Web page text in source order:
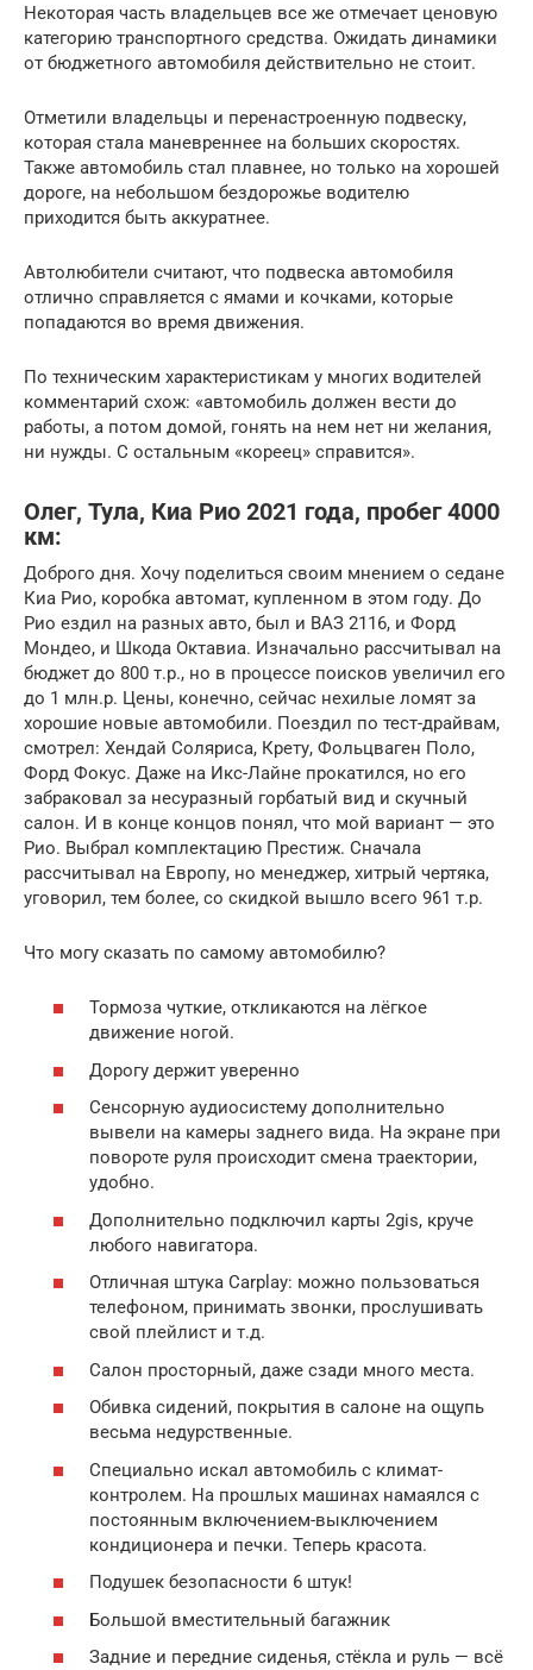
Некоторая часть владельцев все же отмечает ценовую
категорию транспортного средства. Ожидать динамики
от бюджетного автомобиля действительно не стоит.
Отметили владельцы и перенастроенную подвеску,
которая стала маневреннее на больших скоростях.
Также автомобиль стал плавнее, но только на хорошей
дороге, на небольшом бездорожье водителю
приходится быть аккуратнее.
Автолюбители считают, что подвеска автомобиля
отлично справляется с ямами и кочками, которые
попадаются во время движения.
По техническим характеристикам у многих водителей
комментарий схож: «автомобиль должен вести до
работы, а потом домой, гонять на нем нет ни желания,
ни нужды. С остальным «кореец» справится».
Олег, Тула, Киа Рио 2021 года, пробег 4000
км:
Доброго дня. Хочу поделиться своим мнением о седане
Киа Рио, коробка автомат, купленном в этом году. До
Рио ездил на разных авто, был и ВАЗ 2116, и Форд
Мондео, и Шкода Октавиа. Изначально рассчитывал на
бюджет до 800 т.р., но в процессе поисков увеличил его
до 1 млн.р. Цены, конечно, сейчас нехилые ломят за
хорошие новые автомобили. Поездил по тест-драйвам,
смотрел: Хендай Соляриса, Крету, Фольцваген Поло,
Форд Фокус. Даже на Икс-Лайне прокатился, но его
забраковал за несуразный горбатый вид и скучный
салон. И в конце концов понял, что мой вариант — это
Рио. Выбрал комплектацию Престиж. Сначала
рассчитывал на Европу, но менеджер, хитрый чертяка,
уговорил, тем более, со скидкой вышло всего 961 т.р.
Что могу сказать по самому автомобилю?
Тормоза чуткие, откликаются на лёгкое
движение ногой.
Дорогу держит уверенно
Сенсорную аудиосистему дополнительно
вывели на камеры заднего вида. На экране при
повороте руля происходит смена траектории,
удобно.
Дополнительно подключил карты 2gis, круче
любого навигатора.
Отличная штука Carplay: можно пользоваться
телефоном, принимать звонки, прослушивать
свой плейлист и т.д.
Салон просторный, даже сзади много места.
Обивка сидений, покрытия в салоне на ощупь
весьма недурственные.
Специально искал автомобиль с климат-
контролем. На прошлых машинах намаялся с
постоянным включением-выключением
кондиционера и печки. Теперь красота.
Подушек безопасности 6 штук!
Большой вместительный багажник
Задние и передние сиденья, стёкла и руль — всё